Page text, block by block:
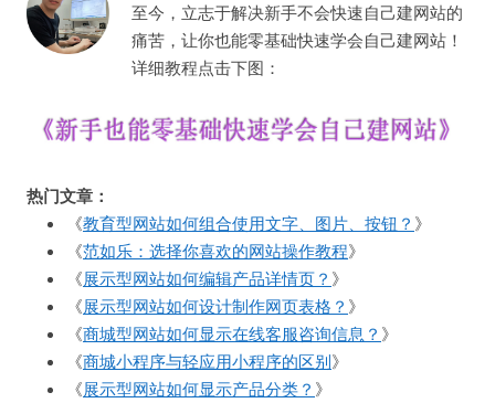
至今，立志于解决新手不会快速自己建网站的
痛苦，让你也能零基础快速学会自己建网站！
详细教程点击下图：
热门文章：
《教育型网站如何组合使用文字、图片、按钮？ 》
《范如乐：选择你喜欢的网站操作教程》
《展示型网站如何编辑产品详情页？ 》
《展示型网站如何设计制作网页表格？ 》
《商城型网站如何显示在线客服咨询信息？ 》
《商城小程序与轻应用小程序的区别》
《展示型网站如何显示产品分类？ 》